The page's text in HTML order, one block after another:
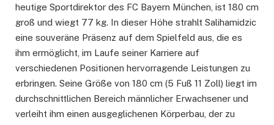
heutige Sportdirektor des FC Bayern München, ist 180 cm
groß und wiegt 77 kg. In dieser Höhe strahlt Salihamidzic
eine souveräne Präsenz auf dem Spielfeld aus, die es
ihm ermöglicht, im Laufe seiner Karriere auf
verschiedenen Positionen hervorragende Leistungen zu
erbringen. Seine Größe von 180 cm (5 Fuß 11 Zoll) liegt im
durchschnittlichen Bereich männlicher Erwachsener und
verleiht ihm einen ausgeglichenen Körperbau, der zu